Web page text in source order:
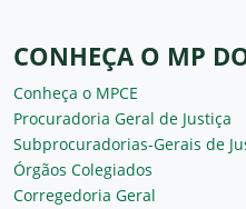
CONHEÇA O MP
Conheça o MPCE
Procuradoria Geral de Justiça
Subprocuradorias-Gerais de
Órgãos Colegiados
Corregedoria Geral